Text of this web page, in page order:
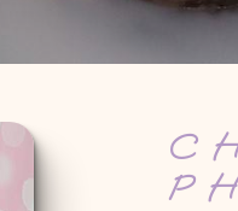
CHRISTELLE